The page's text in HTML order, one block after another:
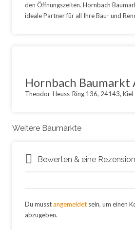
den Öffnungszeiten. Hornbach
ideale Partner für all Ihre Bau- und
Hornbach Baumarkt
Theodor-Heuss-Ring 136, 24143, Kiel
Weitere Baumärkte
Bewerten & eine
Du musstangemeldet sein, um einen
abzugeben.